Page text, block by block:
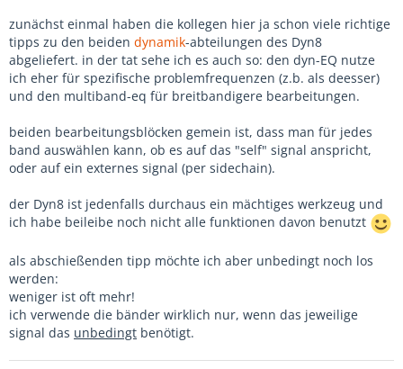
zunächst einmal haben die kollegen hier ja schon viele richtige
tipps zu den beiden dynamik-abteilungen des Dyn8
abgeliefert. in der tat sehe ich es auch so: den dyn-EQ nutze
ich eher für spezifische problemfrequenzen (z.b. als deesser)
und den multiband-eq für breitbandigere bearbeitungen.
beiden bearbeitungsblöcken gemein ist, dass man für jedes
band auswählen kann, ob es auf das "self" signal anspricht,
oder auf ein externes signal (per sidechain).
der Dyn8 ist jedenfalls durchaus ein mächtiges werkzeug und
ich habe beileibe noch nicht alle funktionen davon benutzt
als abschießenden tipp möchte ich aber unbedingt noch los
werden:
weniger ist oft mehr!
ich verwende die bänder wirklich nur, wenn das jeweilige
signal das unbedingt benötigt.